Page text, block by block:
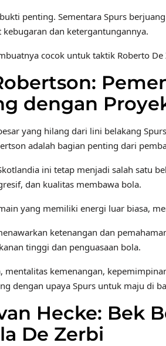
penting. Sementara Spurs
dan ketergantungannya.
cocok untuk taktik Roberto
dengan
yang hilang dari lini belakang
adalah bagian penting dari
ini tetap menjadi salah satu
dan kualitas membawa bola.
yang memiliki energi luar biasa,
ketenangan dan
tinggi dan penguasaan bola.
mentalitas kemenangan,
dengan upaya Spurs untuk maju di
Hecke: Bek
De Zerbi